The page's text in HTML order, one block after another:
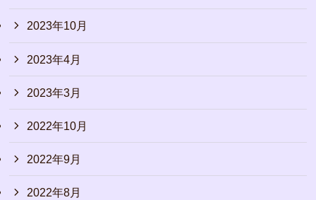
2023年10月
2023年4月
2023年3月
2022年10月
2022年9月
2022年8月